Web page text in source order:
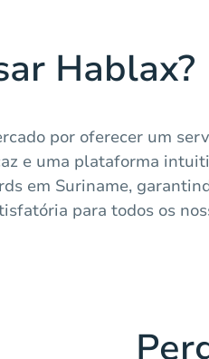
Hablax?
por oferecer um
e uma plataforma
em Suriname,
para todos os